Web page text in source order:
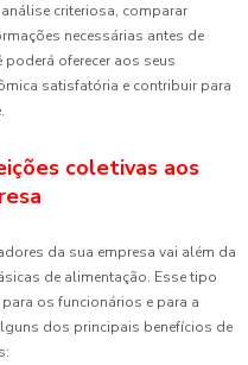
criteriosa, comparar
necessárias antes de
oferecer aos seus
satisfatória e contribuir para
coletivas aos
da sua empresa vai além da
de alimentação. Esse tipo
os funcionários e para a
dos principais benefícios de